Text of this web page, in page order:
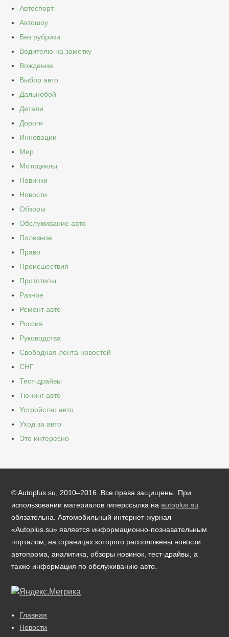
Автоспорт
Автошоу
Без рубрики
Водителю на заметку
Вождение
Выбор авто
Дальнобой
Детали
Дороги
Инновации
Мир
Мотоциклы
Новинки
Новости
Обзоры
Обслуживание авто
Полезное
Право
Происшествия
Прототипы
Разное
Ремонт авто
Россия
Руководства
Свободная лента новостей
СНГ
Тест-драйвы
Тюнинг авто
Устройство авто
Уход за авто
Это интересно
© Autoplus.su, 2010–2016. Все права защищены. При
использовании материалов гиперссылка наautoplus.su
обязательна. Автомобильный интернет-журнал
«Autoplus.su» является информационно-познавательным
порталом, на страницах которого расположены новости
автопрома, аналитика, обзоры новинок, тест-драйвы, а
также информация по обслуживанию авто.
Главная
Новости